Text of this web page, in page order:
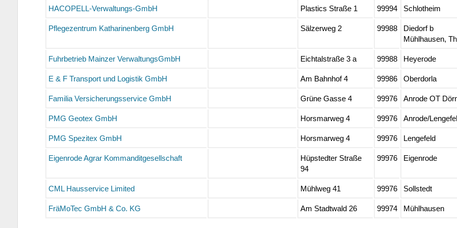
HACOPELL-Verwaltungs-GmbH Plastics Straße 1 99994 Schlotheim
Pflegezentrum Katharinenberg GmbH Sälzerweg 2 99988
Diedorf b
Mühlhausen,
Fuhrbetrieb Mainzer VerwaltungsGmbH Eichtalstraße 3 a 99988 Heyerode
E & F Transport und Logistik GmbH Am Bahnhof 4 99986 Oberdorla
Familia Versicherungsservice GmbH Grüne Gasse 4 99976 Anrode OT
PMG Geotex GmbH Horsmarweg 4 99976 Anrode/
PMG Spezitex GmbH Horsmarweg 4 99976 Lengefeld
Eigenrode Agrar Kommanditgesellschaft
Hüpstedter Straße
94
99976 Eigenrode
CML Hausservice Limited Mühlweg 41 99976 Sollstedt
FräMoTec GmbH & Co. KG Am Stadtwald 26 99974 Mühlhausen